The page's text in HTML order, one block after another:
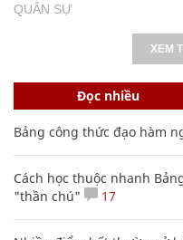
QUÂN SỰ
XEM
Đọc nhiều
Bảng công thức đạo hàm
Cách học thuộc nhanh
"thần chú"
17